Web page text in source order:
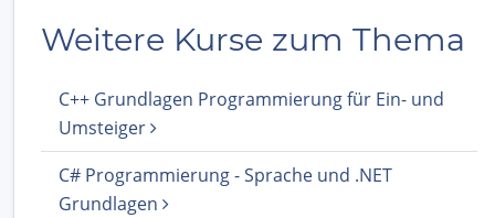
Weitere Kurse zum Thema
C++ Grundlagen Programmierung für Ein- und
Umsteiger
C# Programmierung - Sprache und .NET
Grundlagen